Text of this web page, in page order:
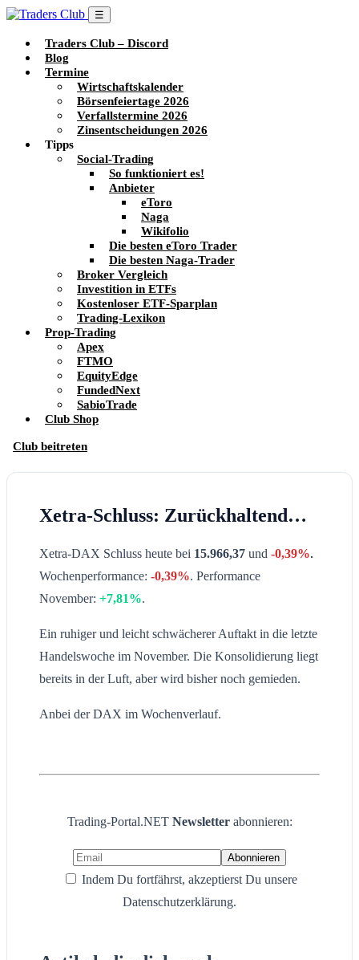
☰
Traders Club – Discord
Blog
Termine
Wirtschaftskalender
Börsenfeiertage 2026
Verfallstermine 2026
Zinsentscheidungen 2026
Tipps
Social-Trading
So funktioniert es!
Anbieter
eToro
Naga
Wikifolio
Die besten eToro Trader
Die besten Naga-Trader
Broker Vergleich
Investition in ETFs
Kostenloser ETF-Sparplan
Trading-Lexikon
Prop-Trading
Apex
FTMO
EquityEdge
FundedNext
SabioTrade
Club Shop
Club beitreten
Xetra-Schluss: Zurückhaltend…
Xetra-DAX Schluss heute bei 15.966,37 und -0,39%.
Wochenperformance: -0,39%. Performance
November: +7,81%.
Ein ruhiger und leicht schwächerer Auftakt in die letzte
Handelswoche im November. Die Konsolidierung liegt
bereits in der Luft, aber wird bisher noch gemieden.
Anbei der DAX im Wochenverlauf.
Trading-Portal.NET Newsletter abonnieren:
Indem Du fortfährst, akzeptierst Du unsere
Datenschutzerklärung.